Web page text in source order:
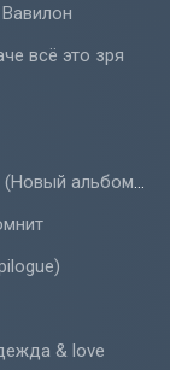
Вавилон
всё это зря
альбом 2023)
& love